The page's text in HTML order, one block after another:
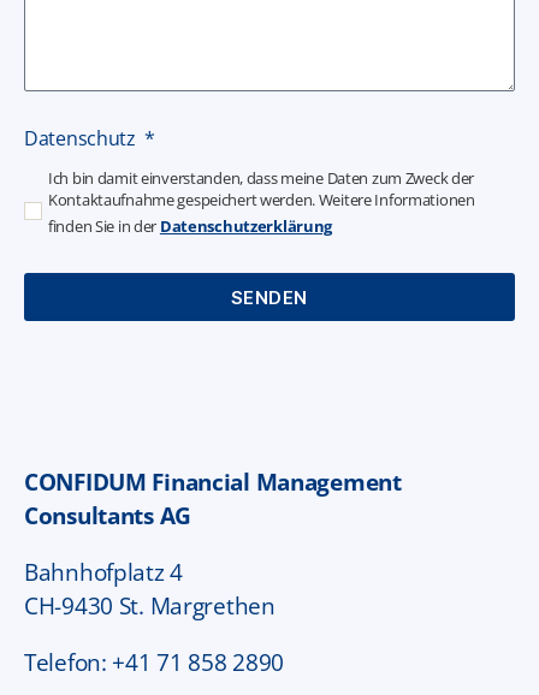
Datenschutz
Ich bin damit einverstanden, dass meine Daten zum Zweck der
Kontaktaufnahme gespeichert werden. Weitere Informationen
finden Sie in der Datenschutzerklärung
SENDEN
e
r
n
a
t
CONFIDUM Financial Management
Consultants AG
Bahnhofplatz 4
CH-9430 St. Margrethen
Telefon: +41 71 858 2890